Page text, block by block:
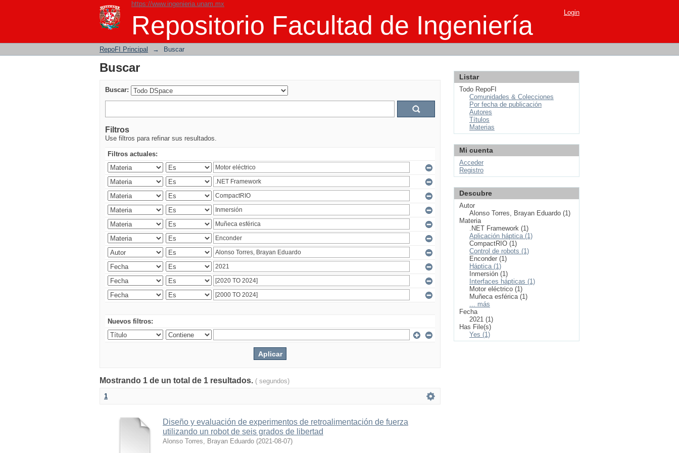
https://www.ingenieria.unam.mx
Repositorio Facultad de Ingeniería
Buscar Login
RepoFI Principal → Buscar
Buscar
Buscar:
Filtros
Use filtros para refinar sus resultados.
Filtros actuales:
Nuevos filtros:
Mostrando 1 de un total de 1 resultados. ( segundos)
1
Diseño y evaluación de experimentos de retroalimentación de fuerza
utilizando un robot de seis grados de libertad
Alonso Torres, Brayan Eduardo (2021-08-07)
Listar
Todo RepoFI
Comunidades & Colecciones
Por fecha de publicación
Autores
Títulos
Materias
Mi cuenta
Acceder
Registro
Descubre
Autor
Alonso Torres, Brayan Eduardo (1)
Materia
.NET Framework (1)
Aplicación háptica (1)
CompactRIO (1)
Control de robots (1)
Enconder (1)
Háptica (1)
Inmersión (1)
Interfaces hápticas (1)
Motor eléctrico (1)
Muñeca esférica (1)
... más
Fecha
2021 (1)
Has File(s)
Yes (1)